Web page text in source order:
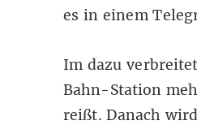
es in einem
Im dazu
Bahn-Station
reißt. Danach